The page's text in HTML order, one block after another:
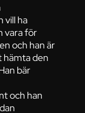
vill ha
vara för
och han är
hämta den
bär
och han